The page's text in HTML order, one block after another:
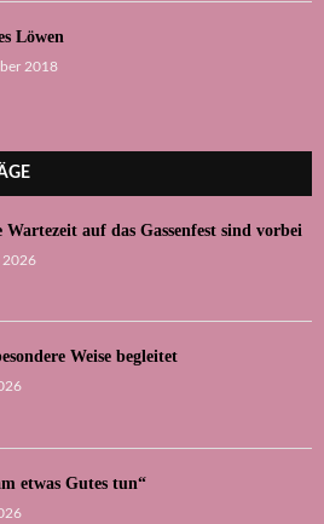
Löwen
2018
Wartezeit auf das Gassenfest sind vorbei
2026
Weise begleitet
etwas Gutes tun“